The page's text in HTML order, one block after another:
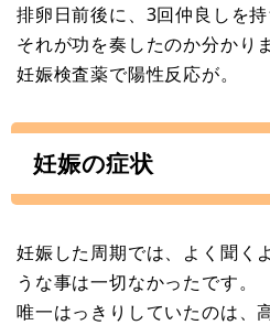
排卵日前後に、3回仲良しを持
それが功を奏したのか分かり
妊娠検査薬で陽性反応が。
妊娠の症状
妊娠した周期では、よく聞く
うな事は一切なかったです。
唯一はっきりしていたのは、